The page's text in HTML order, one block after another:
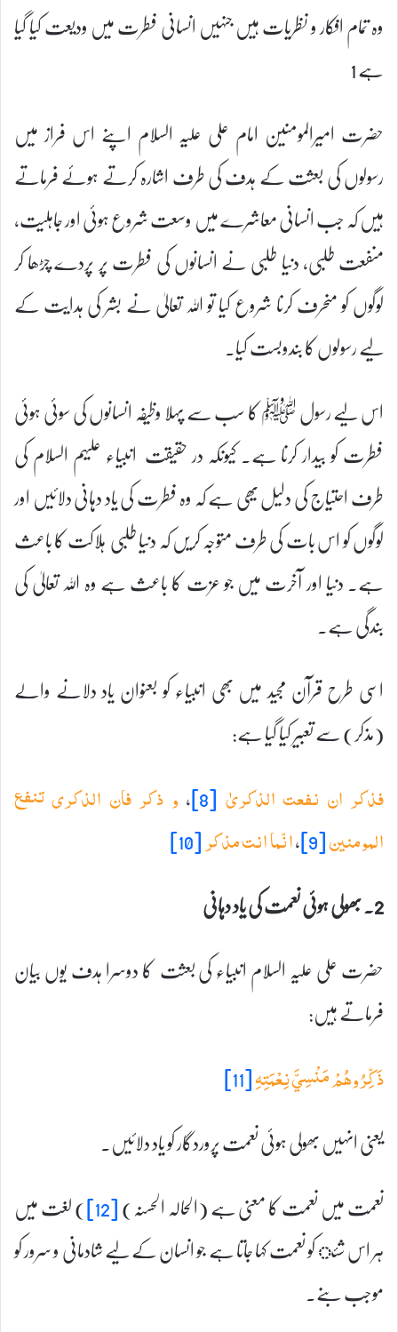
وہ تمام افکار و نظریات ہیں جنہیں انسانی فطرت میں ودیعت کیا گیا
ہے 1
حضرت امیرالمومنین امام علی علیہ السلام اپنے اس فراز میں
رسولوں کی بعثت کے ہدف کی طرف اشارہ کرتے ہوئے فرماتے
ہیں کہ جب انسانی معاشرے میں وسعت شروع ہوئی اور جاہلیت،
منفعت طلبی، دنیا طلبی نے انسانوں کی فطرت پر پردے چڑھا کر
لوگوں کو منحرف کرنا شروع کیا تو اللہ تعالیٰ نے بشر کی ہدایت کے
لیے رسولوں کا بندوبست کیا۔
اس لیے رسول ﷺ کا سب سے پہلا وظیفہ انسانوں کی سوئی ہوئی
فطرت کو بیدار کرنا ہے۔ کیونکہ در حقیقت انبیاء علیہم السلام کی
طرف احتیاج کی دلیل یھی ہے کہ وہ فطرت کی یاد دہانی دلائیں اور
لوگوں کو اس بات کی طرف متوجہ کریں کہ دنیا طلبی ہلاکت کا باعث
ہے۔ دنیا اور آخرت میں جو عزت کا باعث ہے وہ اللہ تعالیٰ کی
بندگی ہے۔
اسی طرح قرآن مجید میں بھی انبیاء کو بعنوان یاد دلانے والے
(مذکر) سے تعبیر کیا گیا ہے:
فذکر ان نفعت الذکریٰ [8] ،و ذکر فان الذکری تنفع
المومنین[9] ،انّما انت مذکر[10]
2۔ بھولی ہوئی نعمت کی یاد دہانی
حضرت علی علیہ السلام انبیاء کی بعثت کا دوسرا ہدف یوں بیان
فرماتے ہیں:
ذَكِّرُوهُمْ مَنْسِيَّ نِعْمَتِهِ[11]
یعنی انہیں بھولی ہوئی نعمت پروردگار کو یاد دلائیں۔
نعمت میں نعمت کا معنی ہے (الحالہ الحسنہ)[12] ) لغت میں
ہر اس شئ کو نعمت کہا جاتا ہے جو انسان کے لیے شادمانی و سرور کو
موجب بنے۔